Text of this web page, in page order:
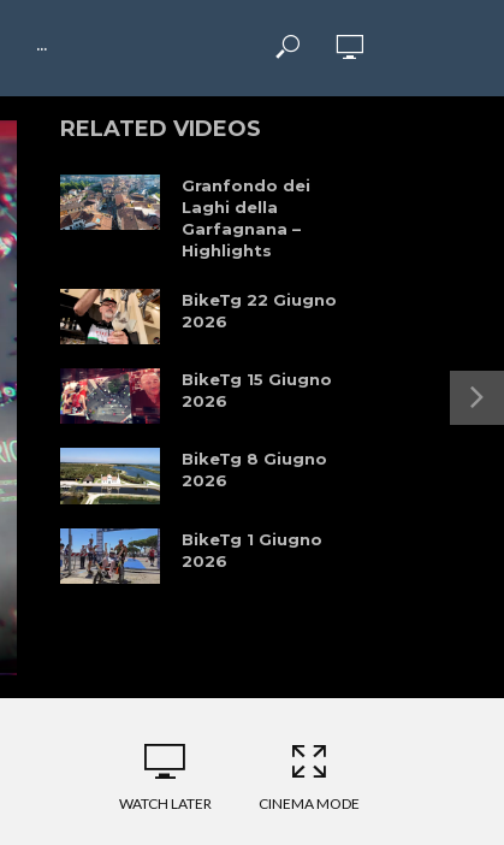
···
RELATED VIDEOS
Granfondo dei
Laghi della
Garfagnana –
Highlights
BikeTg 22 Giugno
2026
BikeTg 15 Giugno
2026
BikeTg 8 Giugno
2026
BikeTg 1 Giugno
2026
WATCH LATER CINEMA MODE